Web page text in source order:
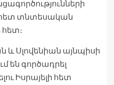
տնտեսական
հետ։
և Սլովենիան այնպիսի
են գործադրել
Իսրայելի հետ